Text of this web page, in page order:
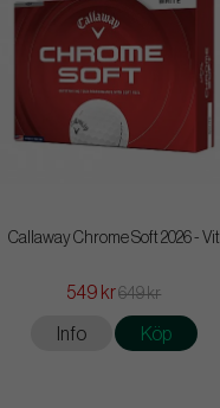
Callaway Chrome Soft 2026 - Vit
549 kr649 kr
Info Köp